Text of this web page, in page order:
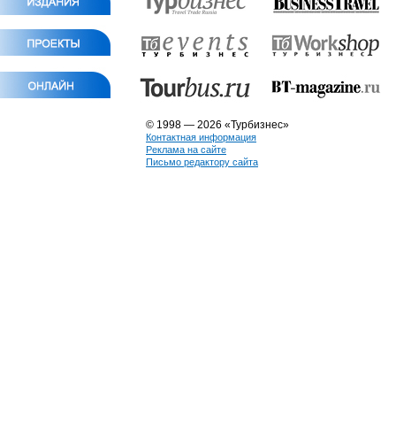
© 1998 — 2026 «Турбизнес»
Контактная информация
Реклама на сайте
Письмо редактору сайта